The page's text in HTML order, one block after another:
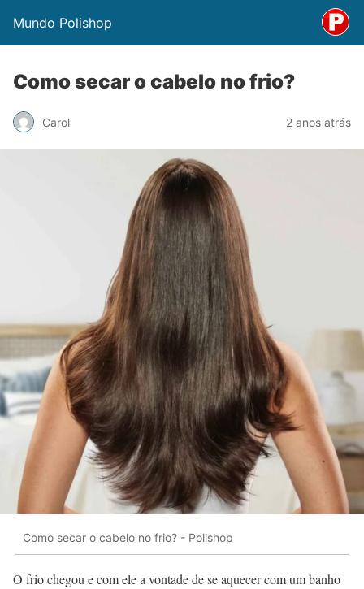
Mundo Polishop
Como secar o cabelo no frio?
Carol 2 anos atrás
Como secar o cabelo no frio? - Polishop
O frio chegou e com ele a vontade de se aquecer com um banho